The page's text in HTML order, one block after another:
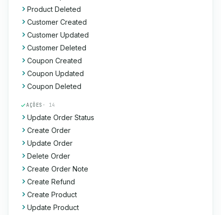
Product Deleted
Customer Created
Customer Updated
Customer Deleted
Coupon Created
Coupon Updated
Coupon Deleted
AÇÕES · 14
Update Order Status
Create Order
Update Order
Delete Order
Create Order Note
Create Refund
Create Product
Update Product